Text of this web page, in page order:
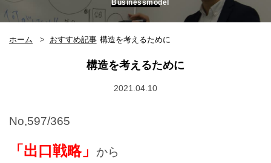
Businessmodel
ホーム おすすめ記事 構造を考えるために
構造を考えるために
2021.04.10
No,597/365
「出口戦略」 から